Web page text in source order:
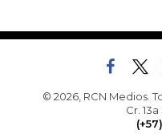
© 2026, RCN Medios.
Cr.